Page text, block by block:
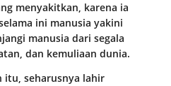
menyakitkan, karena ia
ini manusia yakini
manusia dari segala
dan kemuliaan dunia.
itu, seharusnya lahir